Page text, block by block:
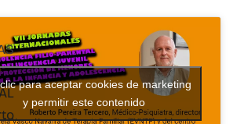
para aceptar cookies de marketing
y permitir este contenido